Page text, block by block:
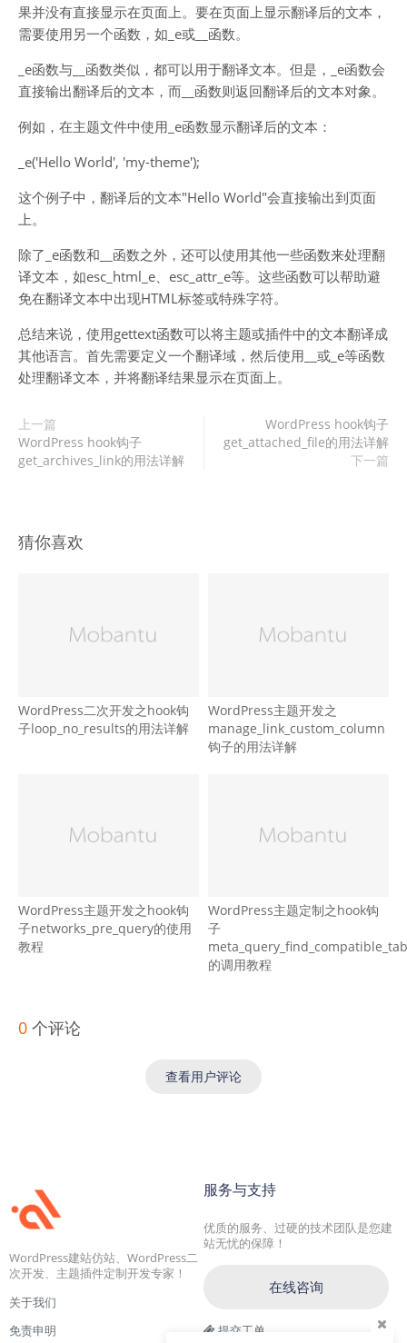
果并没有直接显示在页面上。要在页面上显示翻译后的文本，
需要使用另一个函数，如_e或__函数。
_e函数与__函数类似，都可以用于翻译文本。但是，_e函数会
直接输出翻译后的文本，而__函数则返回翻译后的文本对象。
例如，在主题文件中使用_e函数显示翻译后的文本：
_e('Hello World', 'my-theme');
这个例子中，翻译后的文本"Hello World"会直接输出到页面
上。
除了_e函数和__函数之外，还可以使用其他一些函数来处理翻
译文本，如esc_html_e、esc_attr_e等。这些函数可以帮助避
免在翻译文本中出现HTML标签或特殊字符。
总结来说，使用gettext函数可以将主题或插件中的文本翻译成
其他语言。首先需要定义一个翻译域，然后使用__或_e等函数
处理翻译文本，并将翻译结果显示在页面上。
上一篇
WordPress hook钩子
get_archives_link的用法详解
WordPress hook钩子
get_attached_file的用法详解
下一篇
猜你喜欢
WordPress二次开发之hook钩
子loop_no_results的用法详解
WordPress主题开发之
manage_link_custom_column
钩子的用法详解
WordPress主题开发之hook钩
子networks_pre_query的使用
教程
WordPress主题定制之hook钩
子
的调用教程
0 个评论
查看用户评论
WordPress建站仿站、WordPress二
次开发、主题插件定制开发专家！
关于我们
免责申明
服务与支持
优质的服务、过硬的技术团队是您建
站无忧的保障！
在线咨询
提交工单